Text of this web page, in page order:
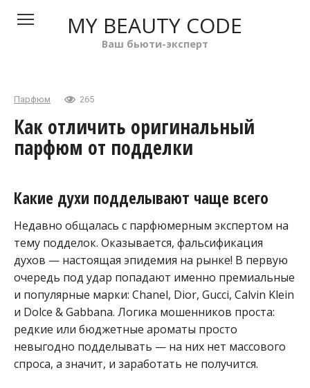
MY BEAUTY CODE
Ваш бьюти-эксперт
Парфюм 265
Как отличить оригинальный
парфюм от подделки
Какие духи подделывают чаще всего
Недавно общалась с парфюмерным экспертом на
тему подделок. Оказывается, фальсификация
духов — настоящая эпидемия на рынке! В первую
очередь под удар попадают именно премиальные
и популярные марки: Chanel, Dior, Gucci, Calvin Klein
и Dolce & Gabbana. Логика мошенников проста:
редкие или бюджетные ароматы просто
невыгодно подделывать — на них нет массового
спроса, а значит, и заработать не получится.